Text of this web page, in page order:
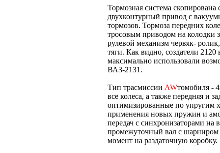
Тормозная система
двухконтурный привод с
тормозов. Тормоза передних
тросовым приводом на колодки
рулевой механизм червяк-
тяги. Как видно, создатели
максимально использовали
ВАЗ-2131.
Тип трасмиссии AWтомобиля -
все колеса, а также передняя и
оптимизированные по упругим
применения новых пружин и
передач с синхронизаторами на
промежуточный вал с шарниром
момент на раздаточную коробку.